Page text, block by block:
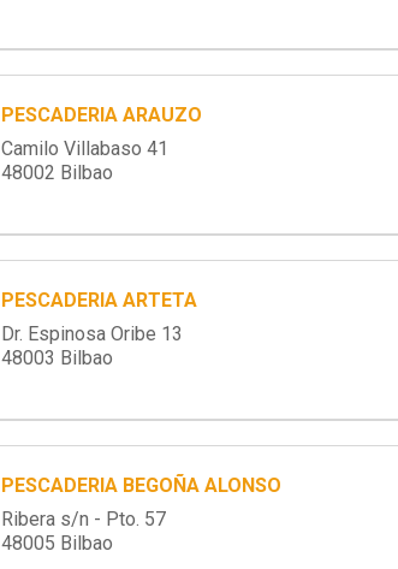
PESCADERIA ARAUZO
Camilo Villabaso 41
48002 Bilbao
PESCADERIA ARTETA
Dr. Espinosa Oribe 13
48003 Bilbao
PESCADERIA BEGOÑA ALONSO
Ribera s/n - Pto. 57
48005 Bilbao